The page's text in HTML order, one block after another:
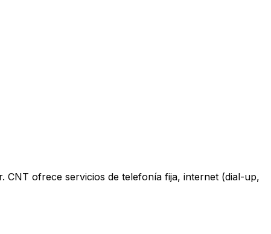
CNT ofrece servicios de telefonía fija, internet (dial-up,